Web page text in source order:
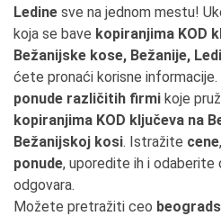
Ledine sve na jednom mestu!
koja se bave kopiranjima KOD
Bežanijske kose, Bežanije,
ćete pronaći korisne informacije.
ponude različitih firmi koje
kopiranjima KOD ključeva na
Bežanijskoj kosi. Istražite cene
ponude, uporedite ih i odaberite
odgovara.
Možete pretražiti ceo